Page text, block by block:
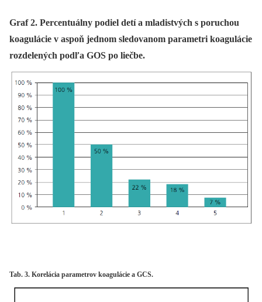
Graf 2. Percentuálny podiel detí a mladistvých s poruchou
koagulácie v aspoň jednom sledovanom parametri koagulácie
rozdelených podľa GOS po liečbe.
Tab. 3. Korelácia parametrov koagulácie a GCS.